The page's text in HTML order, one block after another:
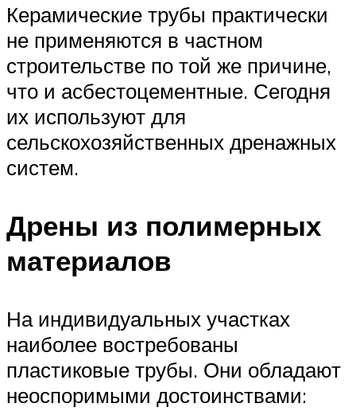
Керамические трубы практически
не применяются в частном
строительстве по той же причине,
что и асбестоцементные. Сегодня
их используют для
сельскохозяйственных дренажных
систем.
Дрены из полимерных
материалов
На индивидуальных участках
наиболее востребованы
пластиковые трубы. Они обладают
неоспоримыми достоинствами: